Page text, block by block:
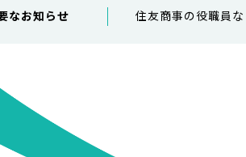
なお知らせ 住友商事の役職員